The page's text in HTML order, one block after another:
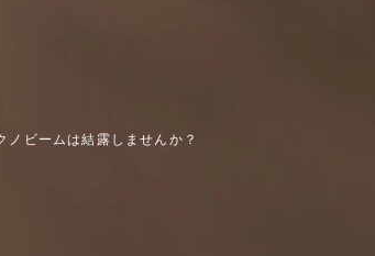
ノビームは結露しませんか？